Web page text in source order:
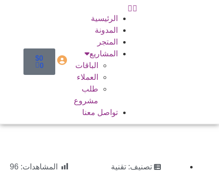
الرئيسية
المدونة
المتجر
المشاريع
الباقات
العملاء
طلب
مشروع
تواصل معنا
$0
0
تصنيف:تقنية المشاهدات: 96